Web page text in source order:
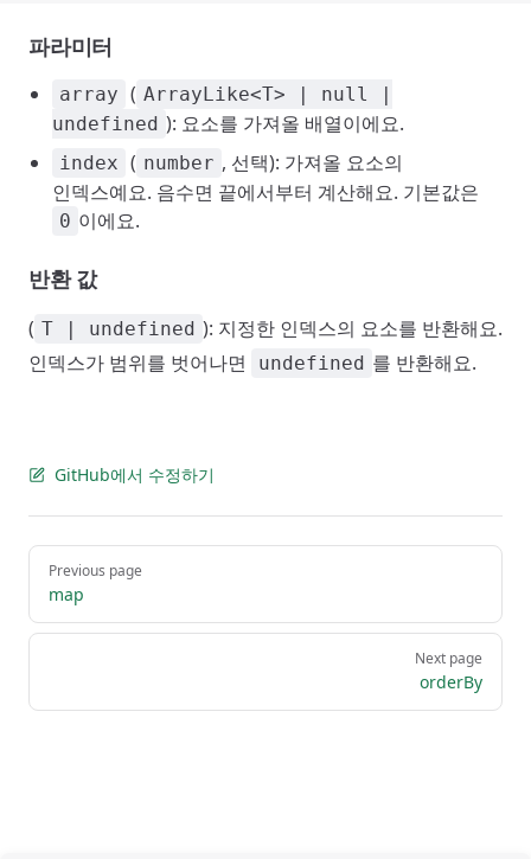
파라미터
array ( ArrayLike<T> | null |
undefined ): 요소를 가져올 배열이에요.
index ( number , 선택): 가져올 요소의
인덱스예요. 음수면 끝에서부터 계산해요. 기본값은
0 이에요.
반환 값
( T | undefined ): 지정한 인덱스의 요소를 반환해요.
인덱스가 범위를 벗어나면
undefined 를 반환해요.
GitHub에서 수정하기
Pager
Previous page
map
Next page
orderBy